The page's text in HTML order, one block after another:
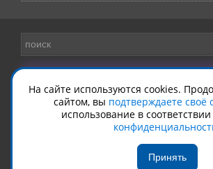
На сайте используются cookies.
сайтом, вы подтверждаете своё
использование в соответствии
Принять